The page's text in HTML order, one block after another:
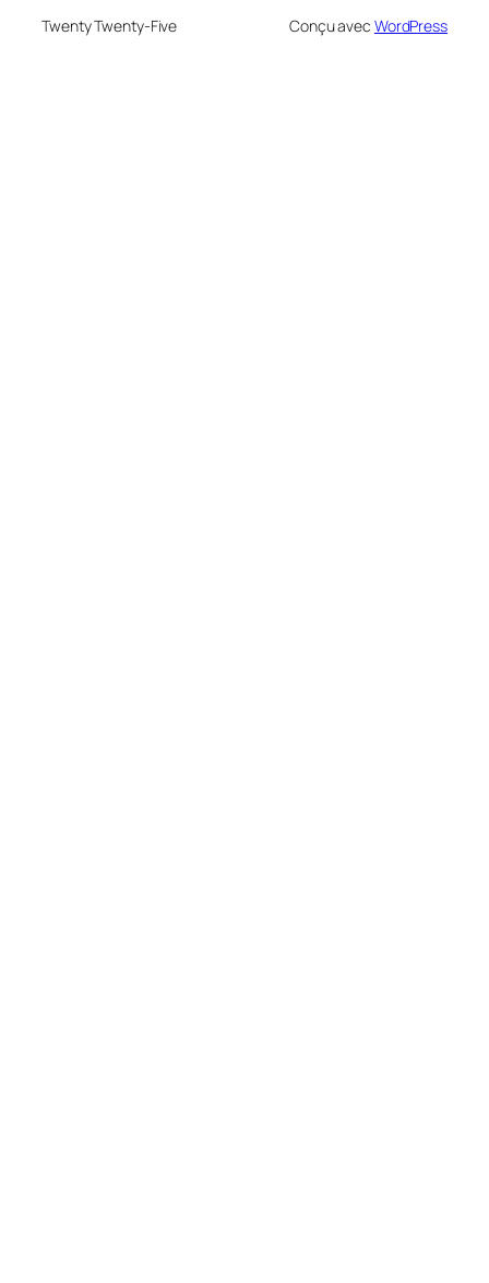
Twenty Twenty-Five Conçu avec WordPress